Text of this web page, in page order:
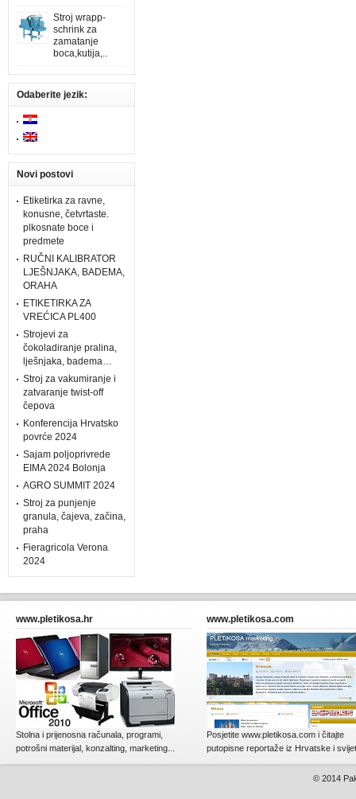
Stroj wrapp-
schrink za
zamatanje
boca,kutija,..
Odaberite jezik:
Novi postovi
Etiketirka za ravne,
konusne, četvrtaste.
plkosnate boce i
predmete
RUČNI KALIBRATOR
LJEŠNJAKA, BADEMA,
ORAHA
ETIKETIRKA ZA
VREĆICA PL400
Strojevi za
čokoladiranje pralina,
lješnjaka, badema…
Stroj za vakumiranje i
zatvaranje twist-off
čepova
Konferencija Hrvatsko
povrće 2024
Sajam poljoprivrede
EIMA 2024 Bolonja
AGRO SUMMIT 2024
Stroj za punjenje
granula, čajeva, začina,
praha
Fieragricola Verona
2024
www.pletikosa.hr
Stolna i prijenosna računala, programi,
potrošni materijal, konzalting, marketing...
www.pletikosa.com
Posjetite www.pletikosa.com i čitajte
putopisne reportaže iz Hrvatske i
© 2014